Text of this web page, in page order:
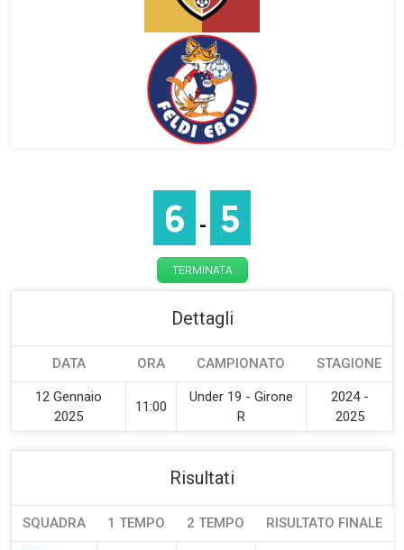
6 - 5
TERMINATA
Dettagli
DATA ORA CAMPIONATO STAGIONE
12 Gennaio
2025
11:00
Under 19 - Girone
R
2024 -
2025
Risultati
SQUADRA 1 TEMPO 2 TEMPO RISULTATO FINALE